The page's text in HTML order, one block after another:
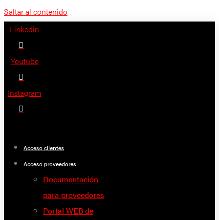
Saltar al contenido
Linkedin
Youtube
Instagram
Acceso clientes
Acceso proveedores
Documentación
para proveedores
Portal WEB de